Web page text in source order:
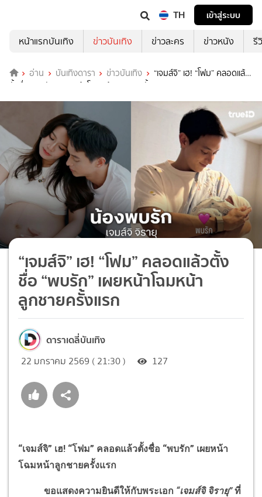
TH
เข้าสู่ระบบ
หน้าแรกบันเทิง
ข่าวบันเทิง ข่าวละคร ข่าวหนัง รี
อ่าน บันเทิงดารา ข่าวบันเทิง
“เจมส์จิ” เฮ! “โฟม” คลอดแล้ว
ตั้งชื่อ “พบรัก” เผยหน้าโฉมหน้าลูกชายครั้งแรก
“เจมส์จิ” เฮ! “โฟม” คลอดแล้วตั้ง
ชื่อ “พบรัก” เผยหน้าโฉมหน้า
ลูกชายครั้งแรก
ดาราเดลี่บันเทิง
22 มกราคม 2569 ( 21:30 ) 127
“เจมส์จิ” เฮ! “โฟม” คลอดแล้วตั้งชื่อ “พบรัก” เผยหน้า
โฉมหน้าลูกชายครั้งแรก
ขอแสดงความยินดีให้กับพระเอก “เจมส์จิ จิรายุ”ที่